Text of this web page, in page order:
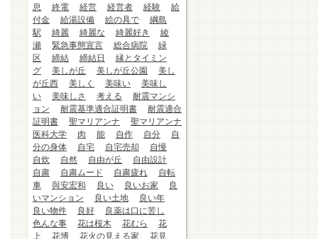
息
終電 経営 経営者 経験
給
付金
給湯設備 絵の具で
綱島
駅
綺麗 綺麗な 綺麗好き
綾
瀬
緊急事態宣言 総合病院
緑
区
締結 締結日
縁とタイミン
グ
美しが丘 美しが丘公園
美し
が丘西
美しく 美味い
美味し
い
美味しさ 考える
耐震マンシ
ョン
耐震基準適合証明書
耐震適合
証明書
聖マリアンナ
聖マリアンナ
医科大学
肉 能 自作 自分
自
分の身体
自宅 自宅売却
自慢
自炊
自然 自由が丘
自由設計
自粛
自粛ムード 自粛疲れ
自転
車
與安宏和 良い 良いお家
良
いマンション
良い土地
良い年
良い物件
良好
良薬は口に苦し
色んな事
花は桜木 花むら
花
上
花博 花火の見える家
花見